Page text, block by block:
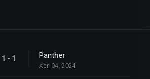
1 - 1 Panther
Apr. 04, 2024